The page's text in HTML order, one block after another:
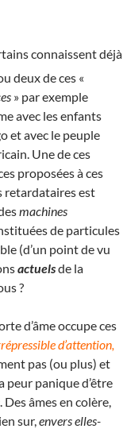
connaissent déjà
deux de ces «
» par exemple
avec les enfants
et avec le peuple
Une de ces
proposées à ces
retardataires est
machines
de particules
(d’un point de vu
actuelsde la
?
d’âme occupe ces
d’attention,
pas (ou plus) et
peur panique d’être
âmes en colère,
sur,envers elles-